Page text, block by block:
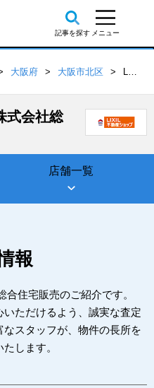
大阪府 大阪市北区 LIXIL不動産ショップ 株式会社総合住宅販売
式会社総
店舗一覧
報
住宅販売のご紹介です。
ただけるよう、誠実な査定
スタッフが、物件の長所を
します。